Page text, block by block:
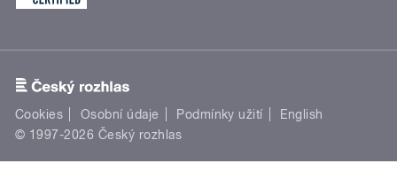
Cookies Osobní údaje Podmínky užití
English
© 1997-2026 Český rozhlas